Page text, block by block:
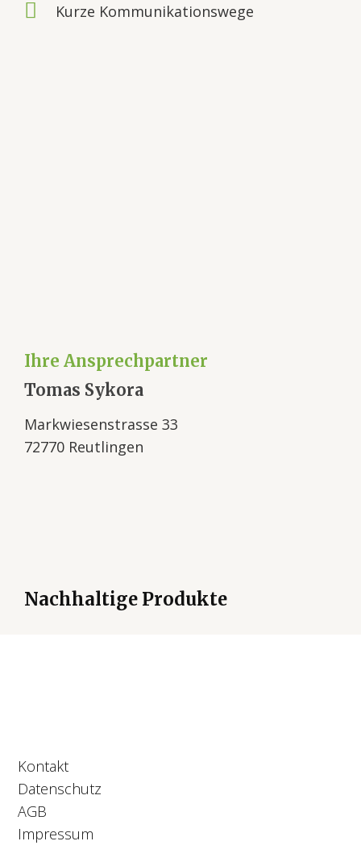
Kurze Kommunikationswege
Ihre Ansprechpartner
Tomas Sykora
Markwiesenstrasse 33
72770 Reutlingen
Nachhaltige Produkte
Kontakt
Datenschutz
AGB
Impressum